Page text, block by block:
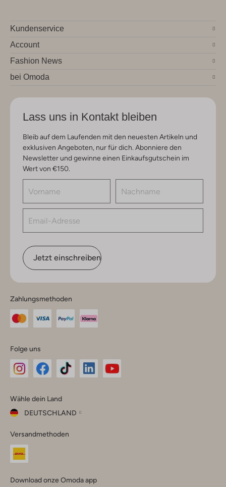
Kundenservice
Account
Fashion News
bei Omoda
Lass uns in Kontakt bleiben
Bleib auf dem Laufenden mit den neuesten Artikeln und
exklusiven Angeboten, nur für dich. Abonniere den
Newsletter und gewinne einen Einkaufsgutschein im
Wert von €150.
Jetzt einschreiben
Zahlungsmethoden
Folge uns
Instagram
Facebook
TikTok
Wähle dein Land
DEUTSCHLAND
dein
Land
Versandmethoden
Download onze Omoda app